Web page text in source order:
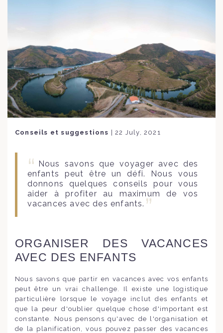
Conseils et suggestions |22 July, 2021
Nous savons que voyager avec des
enfants peut être un défi. Nous vous
donnons quelques conseils pour vous
aider à profiter au maximum de vos
vacances avec des enfants.
ORGANISER DES VACANCES
AVEC DES ENFANTS
Nous savons que partir en vacances avec vos enfants
peut être un vrai challenge. Il existe une logistique
particulière lorsque le voyage inclut des enfants et
que la peur d'oublier quelque chose d'important est
constante. Nous pensons qu'avec de l'organisation et
de la planification, vous pouvez passer des vacances